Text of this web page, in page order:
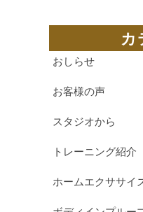
カ
おしらせ
お客様の声
スタジオから
トレーニング紹介
ホームエクササイ